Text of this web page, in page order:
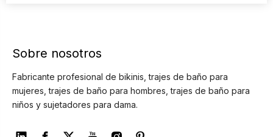
Sobre nosotros
Fabricante profesional de bikinis, trajes de baño para
mujeres, trajes de baño para hombres, trajes de baño para
niños y sujetadores para dama.